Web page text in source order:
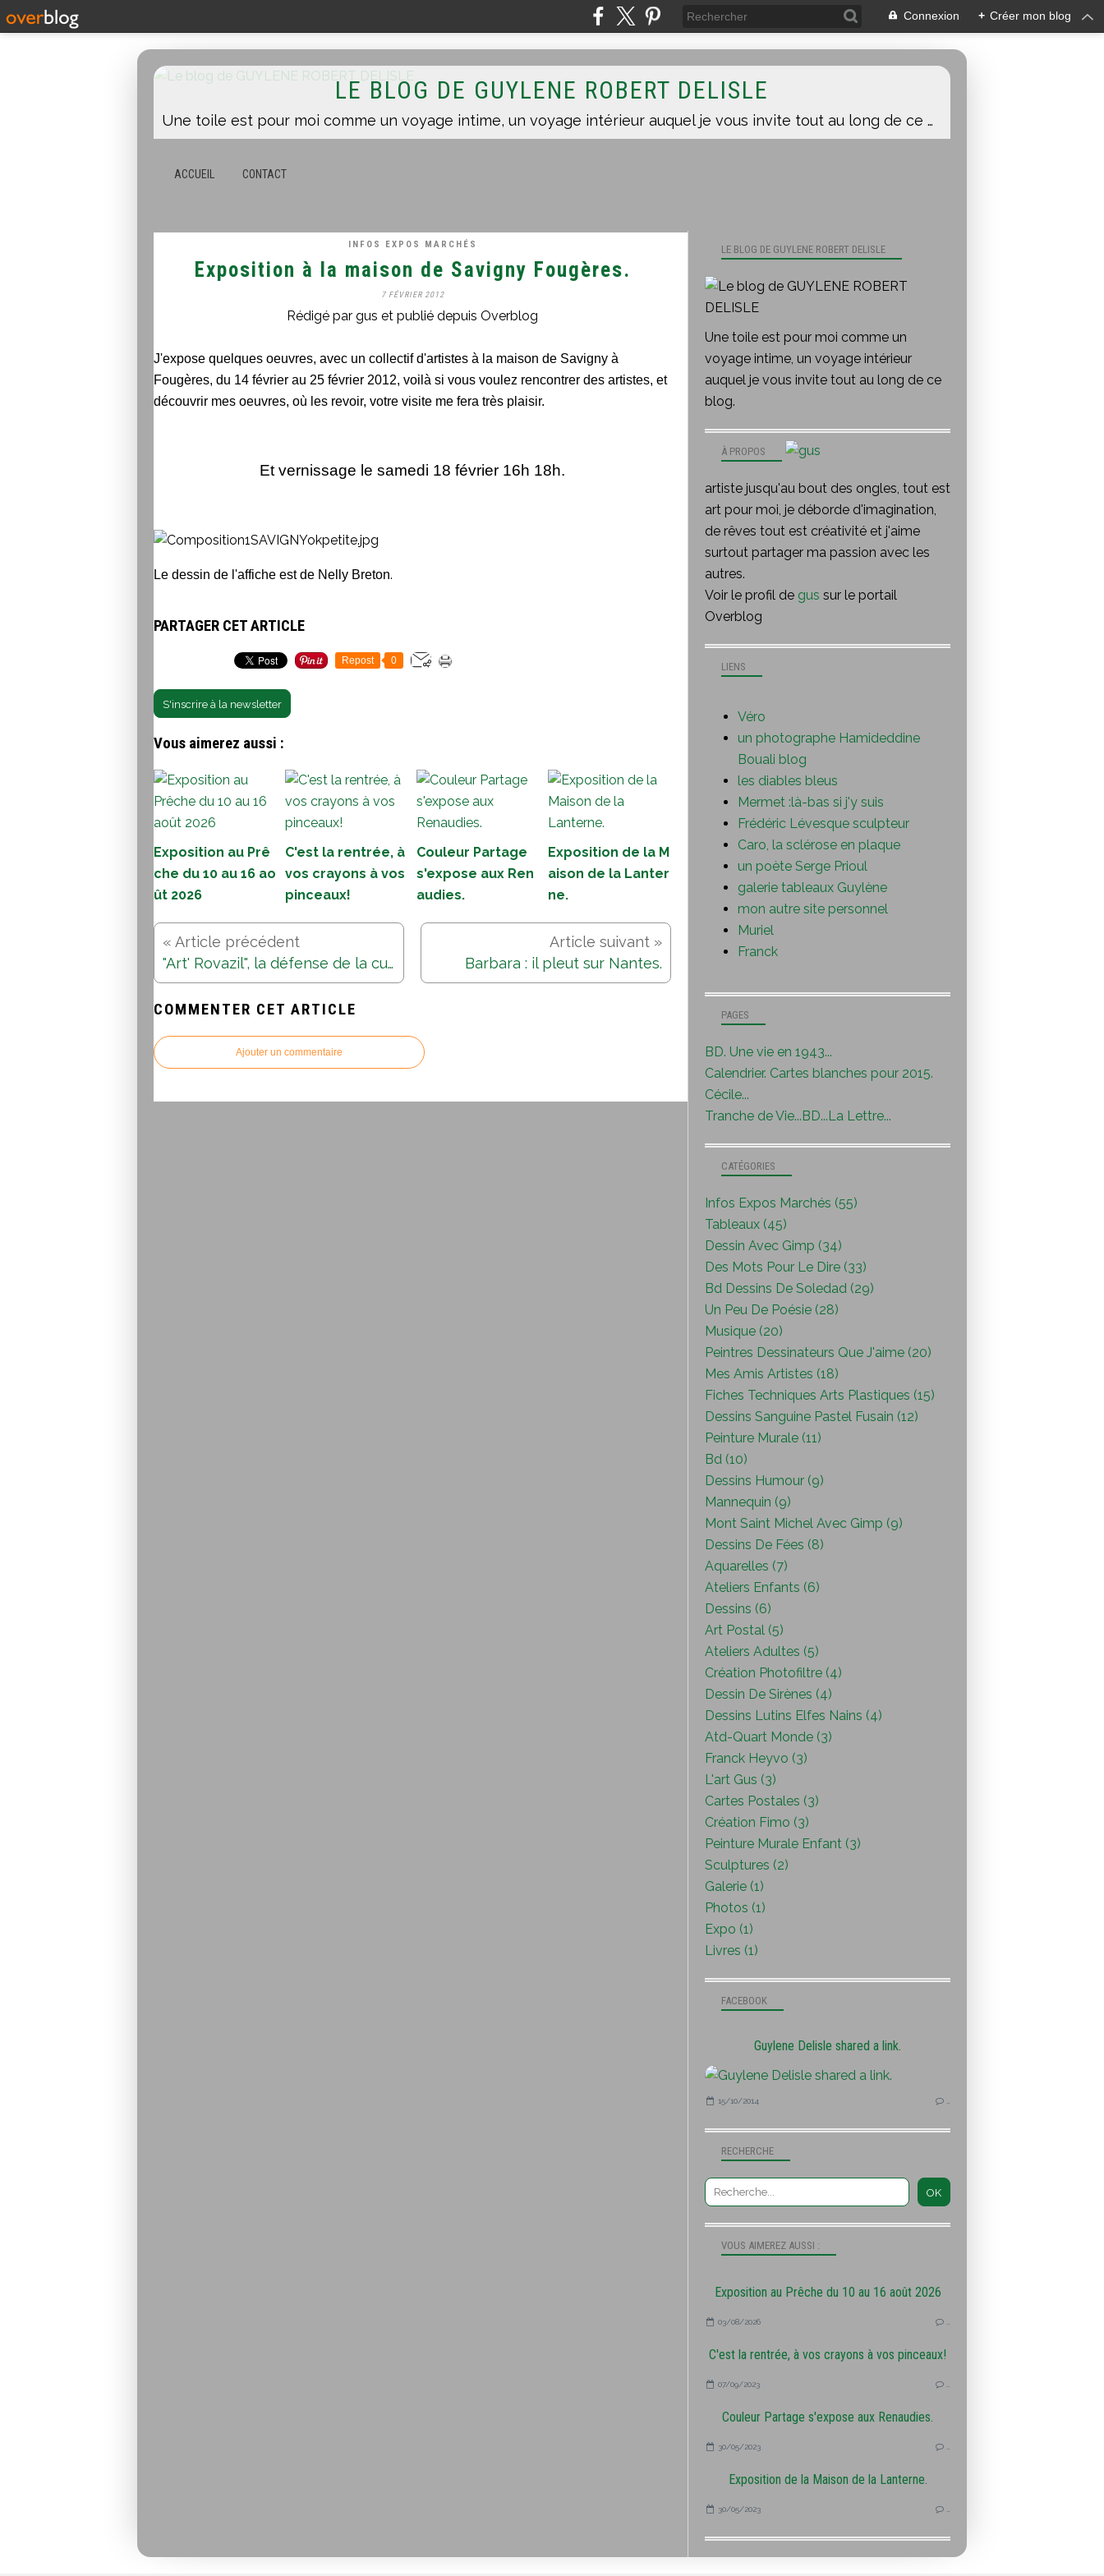
Connexion + Créer mon blog
LE BLOG DE GUYLENE ROBERT DELISLE
Une toile est pour moi comme un voyage intime, un voyage intérieur auquel je vous invite tout au long de ce blog.
ACCUEIL CONTACT
INFOS EXPOS MARCHÉS
Exposition à la maison de Savigny Fougères.
7 FÉVRIER 2012
Rédigé par gus et publié depuis Overblog
J'expose quelques oeuvres, avec un collectif d'artistes à la maison de Savigny à
Fougères, du 14 février au 25 février 2012, voilà si vous voulez rencontrer des artistes, et
découvrir mes oeuvres, où les revoir, votre visite me fera très plaisir.
Et vernissage le samedi 18 février 16h 18h.
Le dessin de l'affiche est de Nelly Breton.
PARTAGER CET ARTICLE
Repost 0
S'inscrire à la newsletter
Vous aimerez aussi :
Exposition au Prê
che du 10 au 16 ao
ût 2026
C'est la rentrée, à
vos crayons à vos
pinceaux!
Couleur Partage
s'expose aux Ren
audies.
Exposition de la M
aison de la Lanter
ne.
"Art' Rovazil", la défense de la culture dans nos campagnes... Barbara : il pleut sur Nantes.
COMMENTER CET ARTICLE
Ajouter un commentaire
RECHERCHE
LE BLOG DE GUYLENE ROBERT DELISLE
Une toile est pour moi comme un
voyage intime, un voyage intérieur
auquel je vous invite tout au long de ce
blog.
À PROPOS
artiste jusqu'au bout des ongles, tout est
art pour moi, je déborde d'imagination,
de rêves tout est créativité et j'aime
surtout partager ma passion avec les
autres.
Voir le profil de gus sur le portail
Overblog
VOUS AIMEREZ AUSSI :
Exposition au Prêche du 10 au 16 août 2026
03/08/2026
C'est la rentrée, à vos crayons à vos pinceaux!
07/09/2023
Couleur Partage s'expose aux Renaudies.
30/05/2023
Exposition de la Maison de la Lanterne.
30/05/2023
FACEBOOK
Guylene Delisle shared a link.
15/10/2014
PAGES
BD. Une vie en 1943...
Calendrier. Cartes blanches pour 2015.
Cécile...
Tranche de Vie...BD...La Lettre...
CATÉGORIES
Infos Expos Marchés (55)
Tableaux (45)
Dessin Avec Gimp (34)
Des Mots Pour Le Dire (33)
Bd Dessins De Soledad (29)
Un Peu De Poésie (28)
Musique (20)
Peintres Dessinateurs Que J'aime (20)
Mes Amis Artistes (18)
Fiches Techniques Arts Plastiques (15)
Dessins Sanguine Pastel Fusain (12)
Peinture Murale (11)
Bd (10)
Dessins Humour (9)
Mannequin (9)
Mont Saint Michel Avec Gimp (9)
Dessins De Fées (8)
Aquarelles (7)
Ateliers Enfants (6)
Dessins (6)
Art Postal (5)
Ateliers Adultes (5)
Création Photofiltre (4)
Dessin De Sirènes (4)
Dessins Lutins Elfes Nains (4)
Atd-Quart Monde (3)
Franck Heyvo (3)
L'art Gus (3)
Cartes Postales (3)
Création Fimo (3)
Peinture Murale Enfant (3)
Sculptures (2)
Galerie (1)
Photos (1)
Expo (1)
Livres (1)
LIENS
Véro
un photographe Hamideddine
Bouali blog
les diables bleus
Mermet :là-bas si j'y suis
Frédéric Lévesque sculpteur
Caro, la sclérose en plaque
un poète Serge Prioul
galerie tableaux Guylène
mon autre site personnel
Muriel
Franck